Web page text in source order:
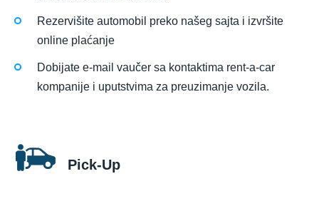
Rezervišite automobil preko našeg sajta i izvršite
online plaćanje
Dobijate e-mail vaučer sa kontaktima rent-a-car
kompanije i uputstvima za preuzimanje vozila.
Pick-Up